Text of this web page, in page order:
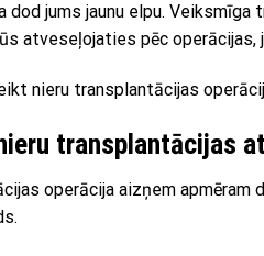
dod jums jaunu elpu.
atveseļojaties pēc
nieru transplantācijas
transplantācijas
operācija aizņem